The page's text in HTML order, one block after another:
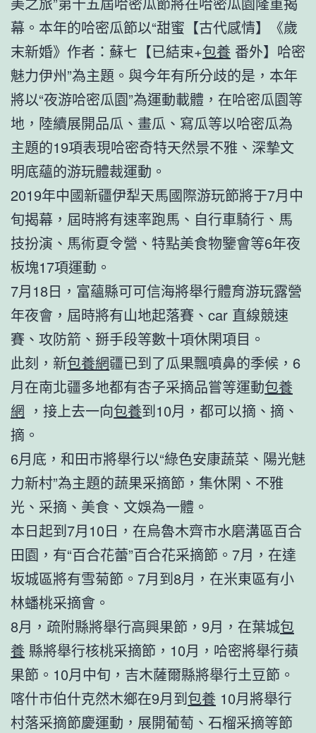
幕。本年的哈密瓜節以“甜蜜【古代感情】《歲
末新婚》作者：蘇七【已結束+包養 番外】哈密
魅力伊州”為主題。與今年有所分歧的是，本年
將以“夜游哈密瓜園”為運動載體，在哈密瓜園等
地，陸續展開品瓜、畫瓜、寫瓜等以哈密瓜為
主題的19項表現哈密奇特天然景不雅、深摯文
明底蘊的游玩體裁運動。
2019年中國新疆伊犁天馬國際游玩節將于7月中
旬揭幕，屆時將有速率跑馬、自行車騎行、馬
技扮演、馬術夏令營、特點美食物鑒會等6年夜
板塊17項運動。
7月18日，富蘊縣可可信海將舉行體育游玩露營
年夜會，屆時將有山地起落賽、car 直線競速
賽、攻防箭、掰手段等數十項休閑項目。
此刻，新包養網疆已到了瓜果飄噴鼻的季候，6
月在南北疆多地都有杏子采摘品嘗等運動包養
網 ，接上去一向包養到10月，都可以摘、摘、
摘。
6月底，和田市將舉行以“綠色安康蔬菜、陽光魅
力新村”為主題的蔬果采摘節，集休閑、不雅
光、采摘、美食、文娛為一體。
本日起到7月10日，在烏魯木齊市水磨溝區百合
田園，有“百合花蕾”百合花采摘節。7月，在達
坂城區將有雪菊節。7月到8月，在米東區有小
林蟠桃采摘會。
8月，疏附縣將舉行高興果節，9月，在葉城包
養 縣將舉行核桃采摘節，10月，哈密將舉行蘋
果節。10月中旬，吉木薩爾縣將舉行土豆節。
喀什市伯什克然木鄉在9月到包養 10月將舉行
村落采摘節慶運動，展開葡萄、石榴采摘等節